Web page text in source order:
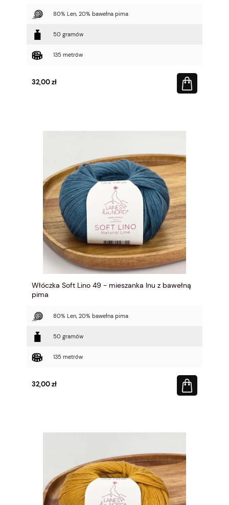
80% Len, 20% bawełna pima
50 gramów
135 metrów
32,00 zł
Włóczka Soft Lino 49 - mieszanka lnu z bawełną
pima
80% Len, 20% bawełna pima
50 gramów
135 metrów
32,00 zł